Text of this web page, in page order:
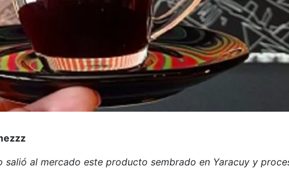
salió al mercado este producto sembrado en Yaracuy y